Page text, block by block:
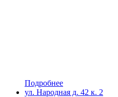
Подробнее
ул. Народная д. 42 к. 2